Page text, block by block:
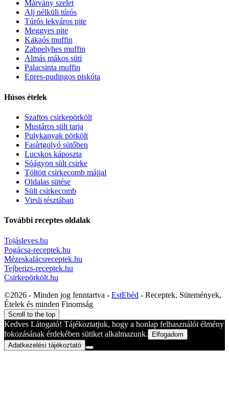
Márvány szelet
Alj nélküli túrós
Túrós lekváros pite
Meggyes pite
Kakaós muffin
Zabpelyhes muffin
Almás mákos süti
Palacsinta muffin
Epres-pudingos piskóta
Húsos ételek
Szaftos csirkepörkölt
Mustáros sült tarja
Pulykanyak pörkölt
Fasírtgolyó sütőben
Lucskos káposzta
Sóágyon sült csirke
Töltött csirkecomb májjal
Oldalas sütése
Sült csirkecomb
Virsli tésztában
További receptes oldalak
Tojásleves.hu
Pogácsa-receptek.hu
Mézeskalácsreceptek.hu
Tejberizs-receptek.hu
Csirkepörkölt.hu
©2026 - Minden jog fenntartva - EstEbéd - Receptek, Sütemények,
Ételek és minden Finomság
Scroll to the top
Kedves Látogató! Tájékoztatjuk, hogy a honlap felhasználói élmény
fokozásának érdekében sütiket alkalmazunk.
Elfogadom
Adatkezelési tájékoztató